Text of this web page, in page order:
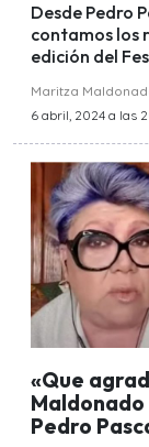
Desde Pedro
contamos los
edición del
Maritza
6 abril, 2024 a las
«Que
Pedro